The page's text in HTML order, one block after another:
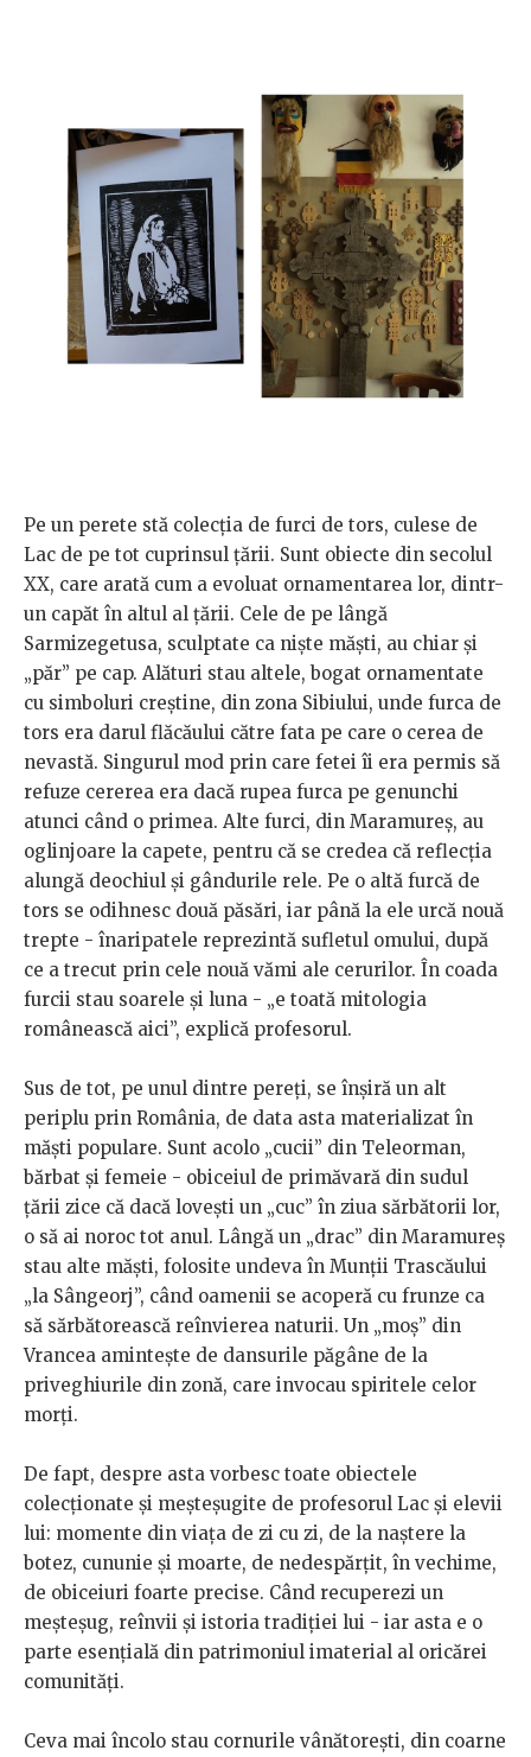
Pe un perete stă colecția de furci de tors, culese de
Lac de pe tot cuprinsul țării. Sunt obiecte din secolul
XX, care arată cum a evoluat ornamentarea lor, dintr-
un capăt în altul al țării. Cele de pe lângă
Sarmizegetusa, sculptate ca niște măști, au chiar și
„păr” pe cap. Alături stau altele, bogat ornamentate
cu simboluri creștine, din zona Sibiului, unde furca de
tors era darul flăcăului către fata pe care o cerea de
nevastă. Singurul mod prin care fetei îi era permis să
refuze cererea era dacă rupea furca pe genunchi
atunci când o primea. Alte furci, din Maramureș, au
oglinjoare la capete, pentru că se credea că reflecția
alungă deochiul și gândurile rele. Pe o altă furcă de
tors se odihnesc două păsări, iar până la ele urcă nouă
trepte - înaripatele reprezintă sufletul omului, după
ce a trecut prin cele nouă vămi ale cerurilor. În coada
furcii stau soarele și luna - „e toată mitologia
românească aici”, explică profesorul.
Sus de tot, pe unul dintre pereți, se înșiră un alt
periplu prin România, de data asta materializat în
măști populare. Sunt acolo „cucii” din Teleorman,
bărbat și femeie - obiceiul de primăvară din sudul
țării zice că dacă lovești un „cuc” în ziua sărbătorii lor,
o să ai noroc tot anul. Lângă un „drac” din Maramureș
stau alte măști, folosite undeva în Munții Trascăului
„la Sângeorj”, când oamenii se acoperă cu frunze ca
să sărbătorească reînvierea naturii. Un „moș” din
Vrancea amintește de dansurile păgâne de la
priveghiurile din zonă, care invocau spiritele celor
morți.
De fapt, despre asta vorbesc toate obiectele
colecționate și meșteșugite de profesorul Lac și elevii
lui: momente din viața de zi cu zi, de la naștere la
botez, cununie și moarte, de nedespărțit, în vechime,
de obiceiuri foarte precise. Când recuperezi un
meșteșug, reînvii și istoria tradiției lui - iar asta e o
parte esențială din patrimoniul imaterial al oricărei
comunități.
Ceva mai încolo stau cornurile vânătorești, din coarne